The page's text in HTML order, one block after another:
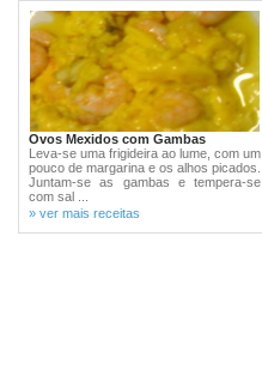
Ovos Mexidos com Gambas
Leva-se uma frigideira ao lume, com um
pouco de margarina e os alhos picados.
Juntam-se as gambas e tempera-se
com sal ...
» ver mais receitas